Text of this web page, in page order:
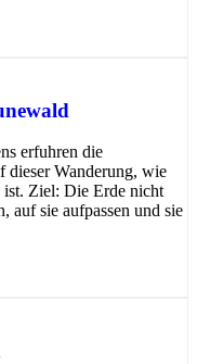
erfuhren die
Wanderung, wie
ist. Ziel: Die Erde nicht
auf sie aufpassen und sie